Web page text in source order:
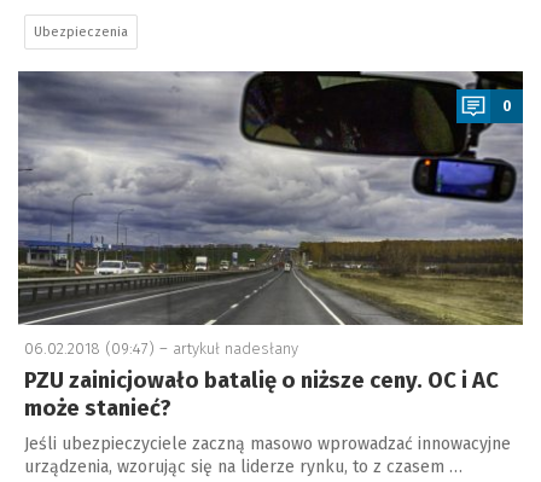
Ubezpieczenia
a
0
06.02.2018 (09:47) – artykuł nadesłany
PZU zainicjowało batalię o niższe ceny. OC i AC
może stanieć?
Jeśli ubezpieczyciele zaczną masowo wprowadzać innowacyjne
urządzenia, wzorując się na liderze rynku, to z czasem …